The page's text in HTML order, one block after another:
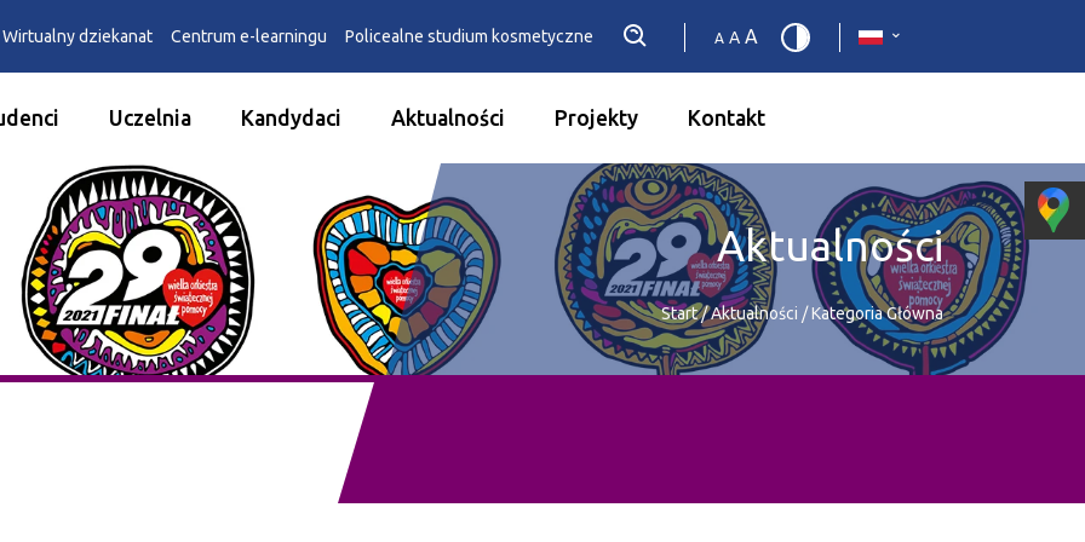
Wirtualny dziekanat Centrum e-learningu Policealne studium kosmetyczne A A A
Uczelnia Kandydaci Aktualności Projekty Kontakt
Aktualności
Start/Aktualności /Kategoria Główna